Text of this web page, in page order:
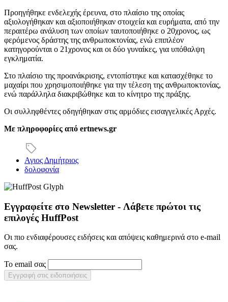
Προηγήθηκε ενδελεχής έρευνα, στο πλαίσιο της οποίας
αξιολογήθηκαν και αξιοποιήθηκαν στοιχεία και ευρήματα, από την
περαιτέρω ανάλυση των οποίων ταυτοποιήθηκε ο 20χρονος, ως
φερόμενος δράστης της ανθρωποκτονίας, ενώ επιπλέον
κατηγορούνται ο 21χρονος και οι δύο γυναίκες, για υπόθαλψη
εγκληματία.
Στο πλαίσιο της προανάκρισης, εντοπίστηκε και κατασχέθηκε το
μαχαίρι που χρησιμοποιήθηκε για την τέλεση της ανθρωποκτονίας,
ενώ παράλληλα διακριβώθηκε και το κίνητρο της πράξης.
Οι συλληφθέντες οδηγήθηκαν στις αρμόδιες εισαγγελικές Αρχές.
Με πληροφορίες από ertnews.gr
Αγιος Δημήτριος
δολοφονία
Εγγραφείτε στο Newsletter - Λάβετε πρώτοι τις
επιλογές HuffPost
Οι πιο ενδιαφέρουσες ειδήσεις και απόψεις καθημερινά στο e-mail
σας.
Το email σας
Εγγραφή στις ειδοποιήσεις